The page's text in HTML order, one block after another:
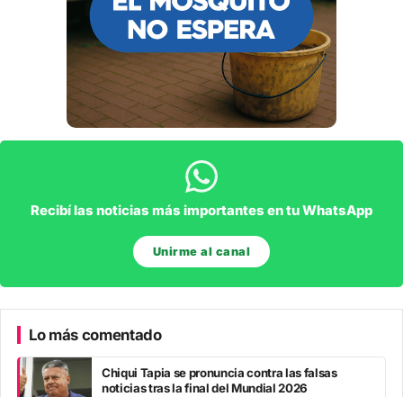
Recibí las noticias más importantes en tu WhatsApp
Unirme al canal
Lo más comentado
Chiqui Tapia se pronuncia contra las falsas
noticias tras la final del Mundial 2026